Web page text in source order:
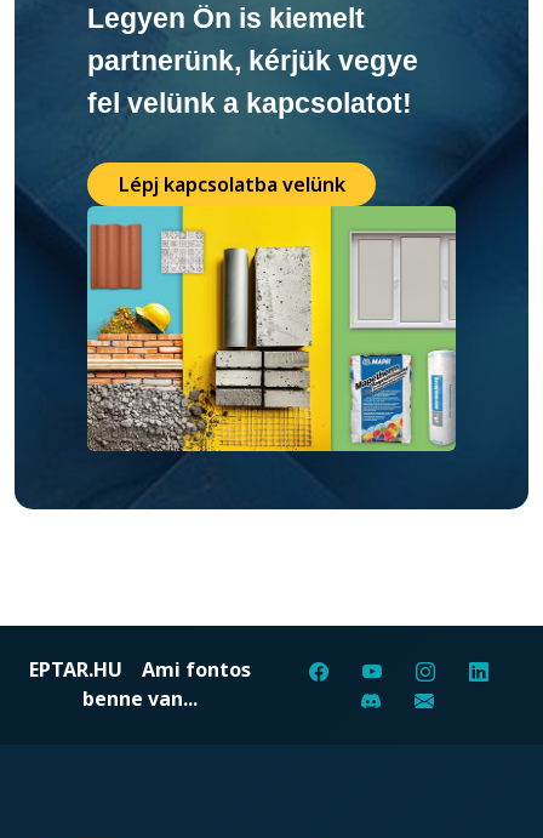
Legyen Ön is kiemelt
partnerünk, kérjük vegye
fel velünk a kapcsolatot!
Lépj kapcsolatba velünk
EPTAR.HU Ami fontos
benne van...